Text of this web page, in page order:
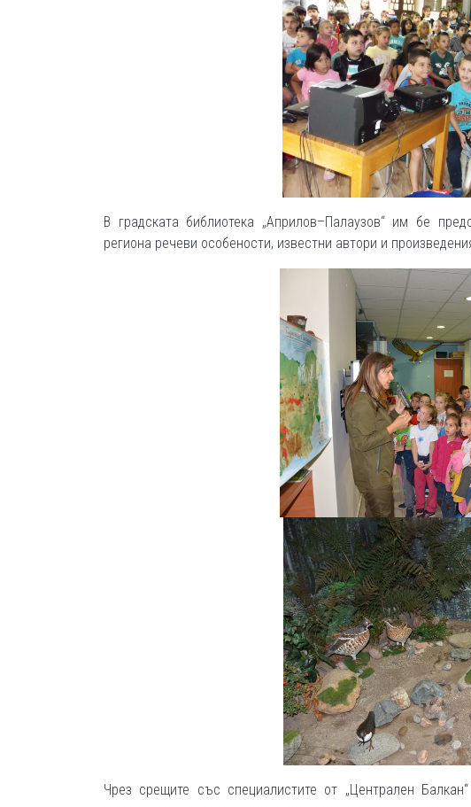
В градската библиотека „Априлов–Палаузов“ им бе
региона речеви особености, известни автори и
Чрез срещите със специалистите от „Централен